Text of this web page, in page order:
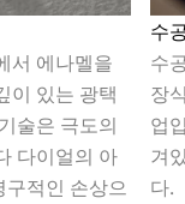
서 에나멜을
이 있는 광택
술은 극도의
다이얼의 아
적인 손상으
수
수
장
업
겨
다.